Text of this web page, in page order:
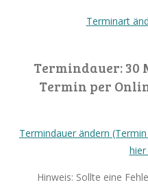
Terminart
Termindauer: 30
Termin per
Termindauer ändern
hier
Hinweis: Sollte eine